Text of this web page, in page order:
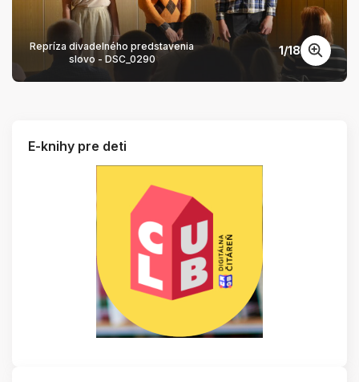
Repríza divadelného predstavenia
slovo - DSC_0290
1/18
E-knihy pre deti